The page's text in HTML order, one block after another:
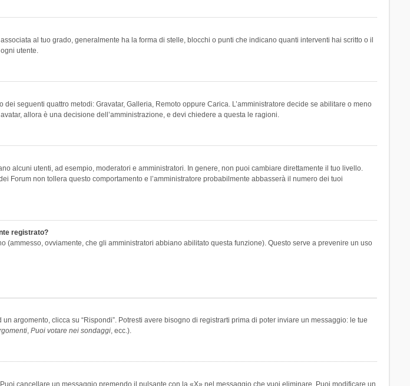
al tuo grado, generalmente ha la forma di stelle, blocchi o punti che indicano quanti interventi hai scritto o il
utente.
seguenti quattro metodi: Gravatar, Galleria, Remoto oppure Carica. L’amministratore decide se abilitare o meno
allora è una decisione dell’amministrazione, e devi chiedere a questa le ragioni.
alcuni utenti, ad esempio, moderatori e amministratori. In genere, non puoi cambiare direttamente il tuo livello.
non tollera questo comportamento e l’amministratore probabilmente abbasserà il numero dei tuoi
registrato?
ovviamente, che gli amministratori abbiano abilitato questa funzione). Questo serve a prevenire un uso
argomento, clicca su “Rispondi”. Potresti avere bisogno di registrarti prima di poter inviare un messaggio: le tue
, Puoi votare nei sondaggi, ecc.).
cancellare un messaggio premendo il pulsante con la «X» nel messaggio che vuoi eliminare. Puoi modificare un